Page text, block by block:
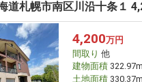
道札幌市南区川沿十条１
4,200万円
間取り 他
建物面積322.97m
土地面積330.37m